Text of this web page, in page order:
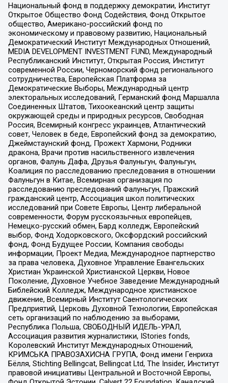
Национальный фонд в поддержку демократии, Институт
Открытое Общество Фонд Содействия, Фонд Открытое
общество, Американо-российский фонд по
экономическому и правовому развитию, Национальный
Демократический Институт Международных Отношений,
MEDIA DEVELOPMENT INVESTMENT FUND, Международный
Республиканский Институт, Открытая Россия, Институт
современной России, Черноморский фонд регионального
сотрудничества, Европейская Платформа за
Демократические Выборы, Международный центр
электоральных исследований, Германский фонд Маршалла
Соединенных Штатов, Тихоокеанский центр защиты
окружающей среды и природных ресурсов, Свободная
Россия, Всемирный конгресс украинцев, Атлантический
совет, Человек в беде, Европейский фонд за демократию,
Джеймстаунский фонд, Прожект Хармони, Родники
дракона, Врачи против насильственного извлечения
органов, Фалунь Дафа, Друзья Фалуньгун, Фалуньгун,
Коалиция по расследованию преследования в отношении
Фалуньгун в Китае, Всемирная организация по
расследованию преследований Фалуньгун, Пражский
гражданский центр, Ассоциация школ политических
исследований при Совете Европы, Центр либеральной
современности, Форум русскоязычных европейцев,
Немецко-русский обмен, Бард колледж, Европейский
выбор, Фонд Ходорковского, Оксфордский российский
фонд, Фонд Будущее России, Компания свободы
информации, Проект Медиа, Международное партнерство
за права человека, Духовное Управление Евангельских
Христиан Украинской Христианской Церкви, Новое
Поколение, Духовное Учебное Заведение Международный
Библейский Колледж, Международное христианское
движение, Всемирный Институт Саентологических
Предприятий, Церковь Духовной Технологии, Европейская
сеть организаций по наблюдению за выборами,
Республика Польша, СВОБОДНЫЙ ИДЕЛЬ-УРАЛ,
Ассоциация развития журналистики, IStories fonds,
Королевский Институт Международных Отношений,
КРИМСЬКА ПРАВОЗАХИСНА ГРУПА, Фонд имени Генриха
Бёлля, Stichting Bellingcat, Bellingcat Ltd, The Insider, Институт
правовой инициативы Центральной и Восточной Европы,